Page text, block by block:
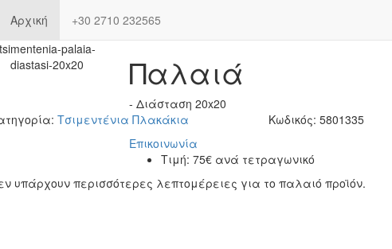
Αρχική +30 2710 232565
Παλαιά
- Διάσταση 20x20
Τσιμεντένια Πλακάκια Κωδικός: 5801335
Επικοινωνία
Τιμή: 75€ ανά τετραγωνικό
υπάρχουν περισσότερες λεπτομέρειες για το παλαιό προϊόν.